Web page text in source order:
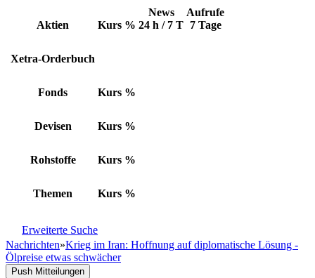
Aktien Kurs %
News
24 h / 7 T
Aufrufe
7 Tage
Xetra-Orderbuch
Fonds Kurs %
Devisen Kurs %
Rohstoffe Kurs %
Themen Kurs %
Erweiterte Suche
Nachrichten»Krieg im Iran: Hoffnung auf diplomatische Lösung -
Ölpreise etwas schwächer
Push Mitteilungen